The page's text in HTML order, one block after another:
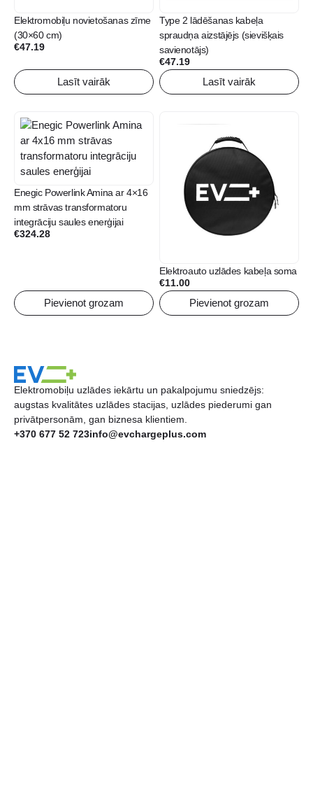
Elektromobiļu novietošanas zīme
(30×60 cm)
€47.19
Lasīt vairāk
Type 2 lādēšanas kabeļa
spraudņa aizstājējs (sievišķais
savienotājs)
€47.19
Lasīt vairāk
Enegic Powerlink Amina ar 4×16
mm strāvas transformatoru
integrāciju saules enerģijai
€324.28
Pievienot grozam
Elektroauto uzlādes kabeļa soma
€11.00
Pievienot grozam
Elektromobiļu uzlādes iekārtu un pakalpojumu sniedzējs:
augstas kvalitātes uzlādes stacijas, uzlādes piederumi gan
privātpersonām, gan biznesa klientiem.
+370 677 52 723info@evchargeplus.com